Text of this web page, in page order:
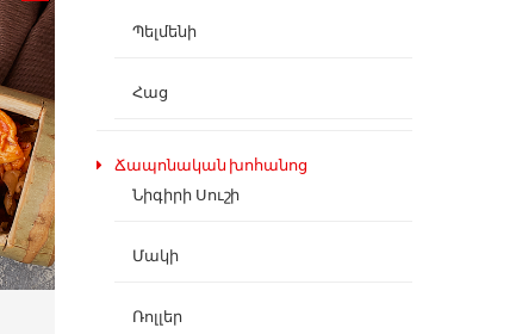
Պելմենի
Հաց
Ճապոնական խոհանոց
Նիգիրի Սուշի
Մակի
Ռոլլեր